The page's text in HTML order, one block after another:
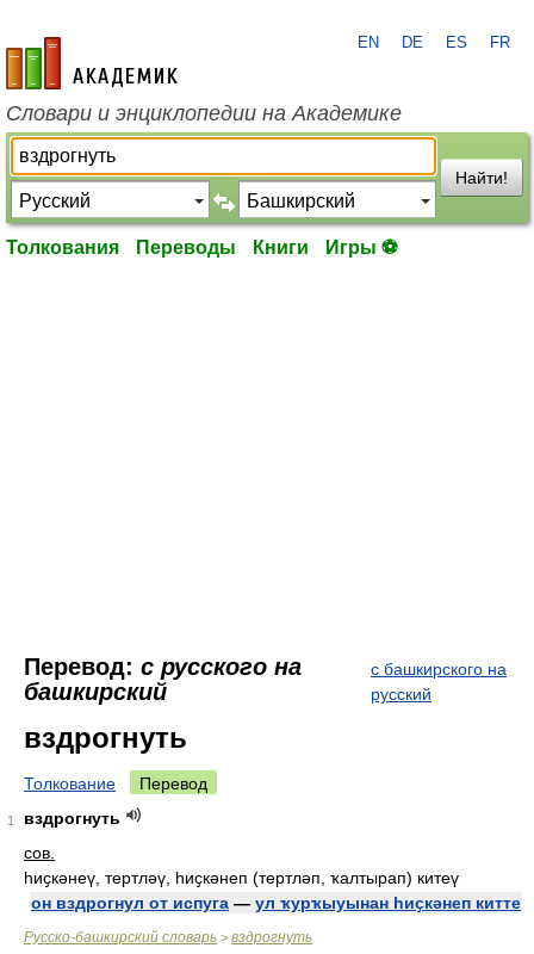
academic.ru
EN DE ES FR
Словари и энциклопедии на Академике
Найти!
Толкования Переводы Книги Игры ⚽
Перевод: с русского на
башкирский
с башкирского на
русский
вздрогнуть
Толкование Перевод
1
вздрогнуть
сов.
һиҫкәнеү, тертләү, һиҫкәнеп (тертләп, ҡалтырап) китеү
он вздрогнул от испуга — ул ҡурҡыуынан һиҫкәнеп китте
Русско-башкирский словарь > вздрогнуть